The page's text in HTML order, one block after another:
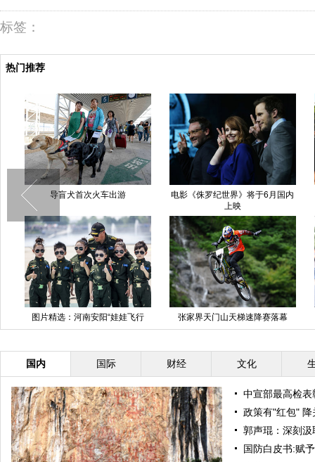
标签：
热门推荐
导盲犬首次火车出游
电影《侏罗纪世界》将于6月国内
上映
图片精选：河南安阳“娃娃飞行
员”酷炫可爱萌翻众人
张家界天门山天梯速降赛落幕
国内 国际 财经 文化
中宣部最高检
政策有"红包"
郭声琨：深刻
国防白皮书:赋